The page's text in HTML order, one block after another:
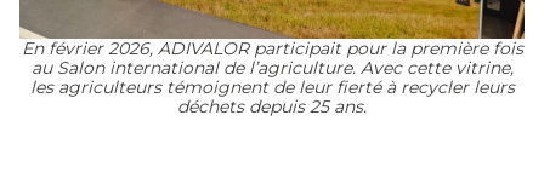
En février 2026, ADIVALOR participait pour la première fois
au Salon international de l’agriculture. Avec cette vitrine,
les agriculteurs témoignent de leur fierté à recycler leurs
déchets depuis 25 ans.